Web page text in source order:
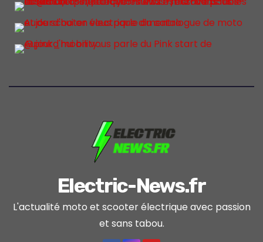
Electric-News.fr
L'actualité moto et scooter électrique avec passion
et sans tabou.